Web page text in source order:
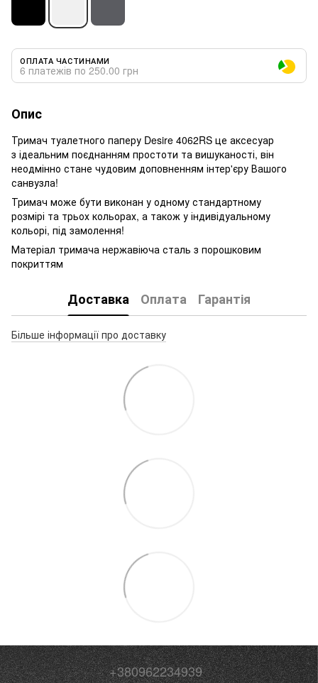
ОПЛАТА ЧАСТИНАМИ
6 платежів по 250.00 грн
Опис
Тримач туалетного паперу Desire 4062RS це аксесуар
з ідеальним поєднанням простоти та вишуканості, він
неодмінно стане чудовим доповненням інтер'єру Вашого
санвузла!
Тримач може бути виконан у одному стандартному
розмірі та трьох кольорах, а також у індивідуальному
кольорі, під замолення!
Матеріал тримача нержавіюча сталь з порошковим
покриттям
Доставка Оплата Гарантія
Більше інформації про доставку
+380962234939